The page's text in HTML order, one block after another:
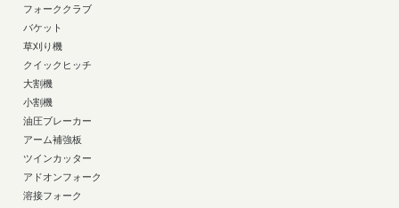
フォーククラブ
バケット
草刈り機
クイックヒッチ
大割機
小割機
油圧ブレーカー
アーム補強板
ツインカッター
アドオンフォーク
溶接フォーク